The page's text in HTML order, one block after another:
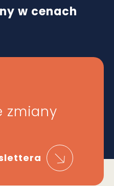
w cenach
zmiany